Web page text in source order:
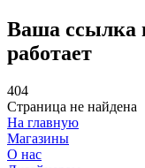
Ваша ссылка
работает
404
Страница не найдена
На главную
Магазины
О нас